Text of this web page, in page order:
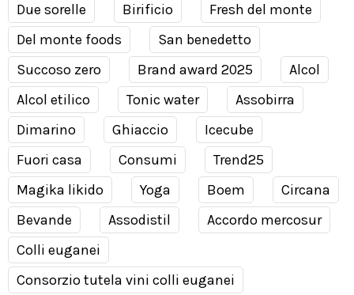
Due sorelle
Birificio
Fresh del monte
Del monte foods
San benedetto
Succoso zero
Brand award 2025
Alcol
Alcol etilico
Tonic water
Assobirra
Dimarino
Ghiaccio
Icecube
Fuori casa
Consumi
Trend25
Magika likido
Yoga Boem
Circana
Bevande
Assodistil
Accordo mercosur
Colli euganei
Consorzio tutela vini colli euganei